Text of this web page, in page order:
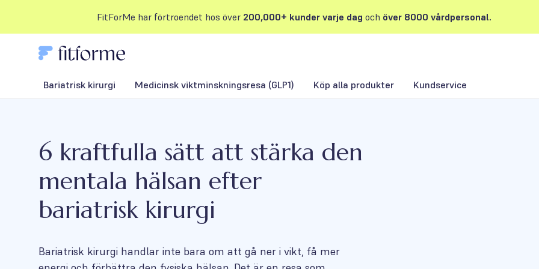
FitForMe har förtroendet hos över 200,000+ kunder varje dag och över 8000 vårdpersonal.
Bariatrisk kirurgi Medicinsk viktminskningsresa (GLP1) Köp alla produkter Kundservice
6 kraftfulla sätt att stärka den
mentala hälsan efter
bariatrisk kirurgi
Bariatrisk kirurgi handlar inte bara om att gå ner i vikt, få mer